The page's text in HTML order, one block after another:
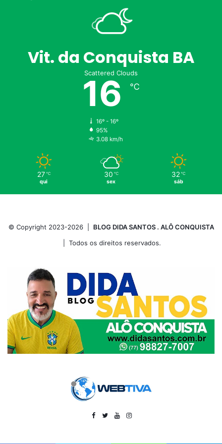
Vit. da Conquista BA
Scattered Clouds
16 ℃
16º - 16º
95%
3.08 km/h
27 ℃
qui
30 ℃
sex
32 ℃
sáb
© Copyright 2023-2026 | BLOG DIDA SANTOS . ALÔ CONQUISTA
| Todos os direitos reservados.